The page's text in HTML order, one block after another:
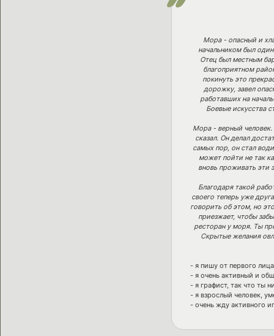
Мора - опасный и
начальником был
Отец был местным
благоприятном
покинуть это
дорожку, завел
работавших на
Боевые искусства
Мора - верный человек.
сказал. Он делал
самых пор, он стал
может пойти не так
вновь проживать эти
Благодаря такой
своего теперь уже
говорить об этом, но
приезжает, чтобы
ресторан у моря. Ты
Скрытые желания
- я пишу от первого
- я очень активный и
- я графист, так что ты
- я взрослый человек,
- очень жду активного